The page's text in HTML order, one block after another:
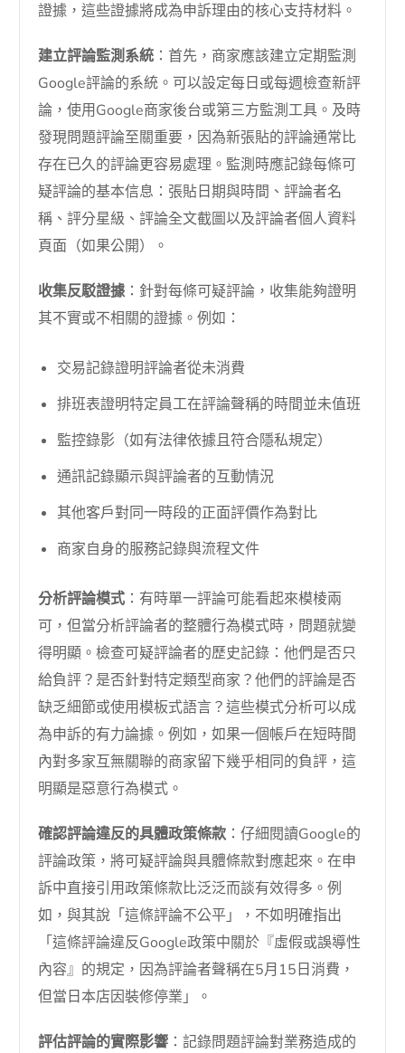
證據，這些證據將成為申訴理由的核心支持材料。
建立評論監測系統 ：首先，商家應該建立定期監測
Google評論的系統。可以設定每日或每週檢查新評
論，使用Google商家後台或第三方監測工具。及時
發現問題評論至關重要，因為新張貼的評論通常比
存在已久的評論更容易處理。監測時應記錄每條可
疑評論的基本信息：張貼日期與時間、評論者名
稱、評分星級、評論全文截圖以及評論者個人資料
頁面（如果公開）。
收集反駁證據：針對每條可疑評論，收集能夠證明
其不實或不相關的證據。例如：
交易記錄證明評論者從未消費
排班表證明特定員工在評論聲稱的時間並未值班
監控錄影（如有法律依據且符合隱私規定）
通訊記錄顯示與評論者的互動情況
其他客戶對同一時段的正面評價作為對比
商家自身的服務記錄與流程文件
分析評論模式 ：有時單一評論可能看起來模棱兩
可，但當分析評論者的整體行為模式時，問題就變
得明顯。檢查可疑評論者的歷史記錄：他們是否只
給負評？是否針對特定類型商家？他們的評論是否
缺乏細節或使用模板式語言？這些模式分析可以成
為申訴的有力論據。例如，如果一個帳戶在短時間
內對多家互無關聯的商家留下幾乎相同的負評，這
明顯是惡意行為模式。
確認評論違反的具體政策條款：仔細閱讀Google的
評論政策，將可疑評論與具體條款對應起來。在申
訴中直接引用政策條款比泛泛而談有效得多。例
如，與其說「這條評論不公平」，不如明確指出
「這條評論違反Google政策中關於『虛假或誤導性
內容』的規定，因為評論者聲稱在5月15日消費，
但當日本店因裝修停業」。
評估評論的實際影響 ：記錄問題評論對業務造成的